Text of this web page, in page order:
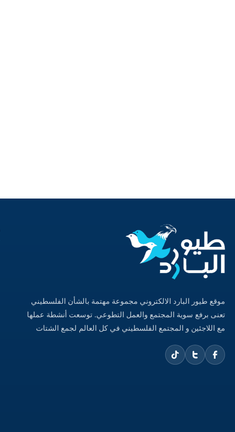
موقع طيور البارد الالكتروني مجموعة مهتمة بالشأن الفلسطيني
تعنى برفع سوية المجتمع والعمل التطوعي. توسعت أنشطة عملها
مع اللاجئين و المجتمع الفلسطيني في كل العالم لجمع الشتات